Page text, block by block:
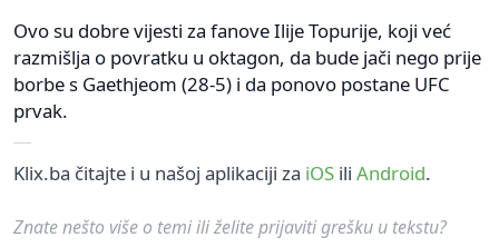
Ovo su dobre vijesti za fanove Ilije Topurije, koji već
razmišlja o povratku u oktagon, da bude jači nego prije
borbe s Gaethjeom (28-5) i da ponovo postane UFC
prvak.
Klix.ba čitajte i u našoj aplikaciji za iOS ili Android.
Znate nešto više o temi ili želite prijaviti grešku u tekstu?